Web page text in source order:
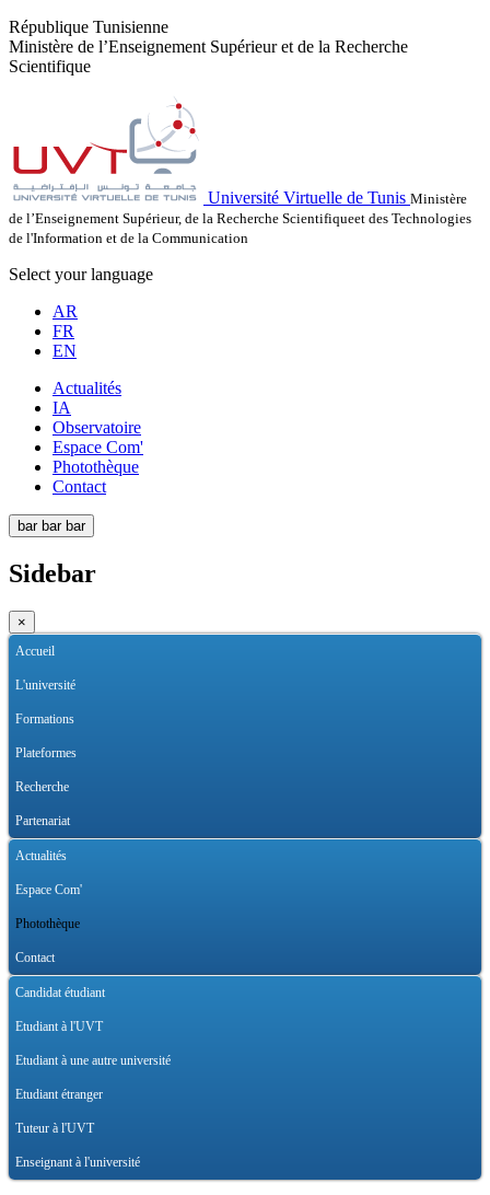
République Tunisienne
Ministère de l’Enseignement Supérieur et de la Recherche
Scientifique
Université Virtuelle de Tunis Ministère
de l’Enseignement Supérieur, de la Recherche Scientifiqueet des Technologies
de l'Information et de la Communication
Select your language
AR
FR
EN
Actualités
IA
Observatoire
Espace Com'
Photothèque
Contact
bar bar bar
Sidebar
×
Accueil
L'université
Formations
Plateformes
Recherche
Partenariat
Actualités
Espace Com'
Photothèque
Contact
Candidat étudiant
Etudiant à l'UVT
Etudiant à une autre université
Etudiant étranger
Tuteur à l'UVT
Enseignant à l'université